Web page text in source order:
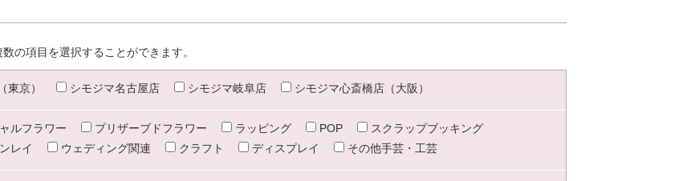
の項目を選択することができます。
東京） シモジマ名古屋店 シモジマ岐阜店 シモジマ心斎橋店（大阪）
ルフラワー プリザーブドフラワー ラッピング POP
スクラップブッキング
レイ
ウェディング関連 クラフト ディスプレイ その他手芸・工芸